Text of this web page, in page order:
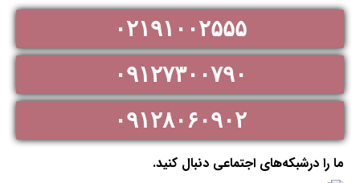
۰۲۱۹۱۰۰۲۵۵۵
۰۹۱۲۷۳۰۰۷۹۰
۰۹۱۲۸۰۶۰۹۰۲
ما را درشبکه‌های اجتماعی دنبال کنید.